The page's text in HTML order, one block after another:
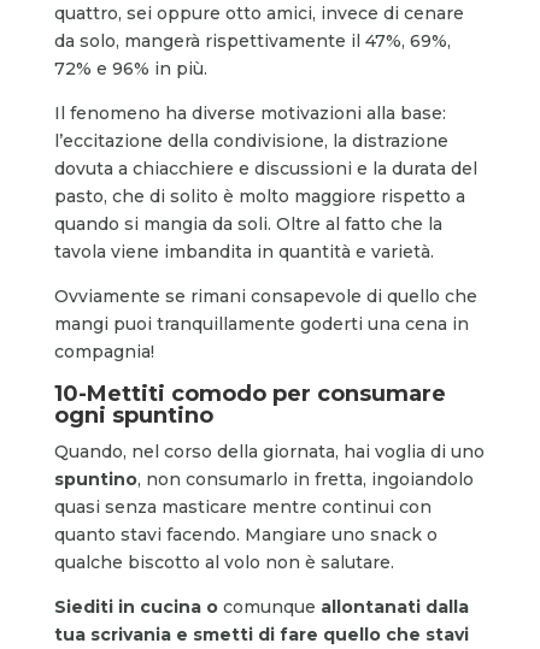
quattro, sei oppure otto amici, invece di cenare
da solo, mangerà rispettivamente il 47%, 69%,
72% e 96% in più.
Il fenomeno ha diverse motivazioni alla base:
l’eccitazione della condivisione, la distrazione
dovuta a chiacchiere e discussioni e la durata del
pasto, che di solito è molto maggiore rispetto a
quando si mangia da soli. Oltre al fatto che la
tavola viene imbandita in quantità e varietà.
Ovviamente se rimani consapevole di quello che
mangi puoi tranquillamente goderti una cena in
compagnia!
10-Mettiti comodo per consumare
ogni spuntino
Quando, nel corso della giornata, hai voglia di uno
spuntino, non consumarlo in fretta, ingoiandolo
quasi senza masticare mentre continui con
quanto stavi facendo. Mangiare uno snack o
qualche biscotto al volo non è salutare.
Siediti in cucina o comunque allontanati dalla
tua scrivania e smetti di fare quello che stavi